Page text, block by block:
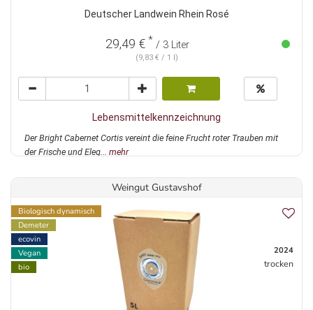
Deutscher Landwein Rhein Rosé
29,49 € * / 3 Liter
(9,83 € / 1 l)
Lebensmittelkennzeichnung
Der Bright Cabernet Cortis vereint die feine Frucht roter Trauben mit
der Frische und Eleg... mehr
Weingut Gustavshof
Biologisch dynamisch
Demeter
ecovin
Vegan
bio
2024
trocken